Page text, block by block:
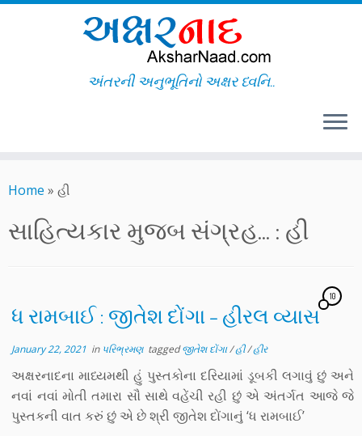
to
અંતરની અનુભૂતિનો અક્ષર ધ્વનિ..
Home » હી
સાહિત્યકાર મુજબ સંગ્રહ... : હી
ધ રામબાઈ : જીતેશ દોંગા – હીરલ વ્યાસ
10
January 22, 2021 in પરિભ્રમણ taggedજીતેશ દોંગા/હી/હીર
અક્ષરનાદના માધ્યમથી હું પુસ્તકોના દરિયામાં ડૂબકી લગાવું છું અને
નવાં નવાં મોતી તમારા સૌ સાથે વહેંચી રહી છું એ અંતર્ગત આજે જે
પુસ્તકની વાત કરું છું એ છે શ્રી જીતેશ દોંગાનું ‘ધ રામબાઈ’